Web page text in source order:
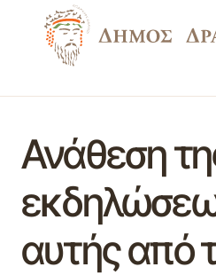
Ανάθεση
αυτής από